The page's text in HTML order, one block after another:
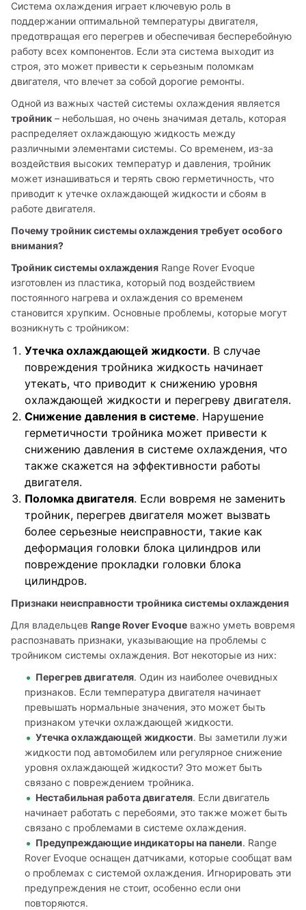
Система охлаждения играет ключевую роль в
поддержании оптимальной температуры двигателя,
предотвращая его перегрев и обеспечивая бесперебойную
работу всех компонентов. Если эта система выходит из
строя, это может привести к серьезным поломкам
двигателя, что влечет за собой дорогие ремонты.
тройник – небольшая, но очень значимая деталь, которая
распределяет охлаждающую жидкость между
различными элементами системы. Со временем, из-за
воздействия высоких температур и давления, тройник
может изнашиваться и терять свою герметичность, что
приводит к утечке охлаждающей жидкости и сбоям в
работе двигателя.
Почему тройник системы охлаждения требует особого
внимания?
Тройник системы охлаждения Range Rover Evoque
изготовлен из пластика, который под воздействием
постоянного нагрева и охлаждения со временем
становится хрупким. Основные проблемы, которые могут
возникнуть с тройником:
Утечка охлаждающей жидкости. В случае
повреждения тройника жидкость начинает
утекать, что приводит к снижению уровня
охлаждающей жидкости и перегреву двигателя.
Снижение давления в системе. Нарушение
герметичности тройника может привести к
снижению давления в системе охлаждения, что
также скажется на эффективности работы
двигателя.
Поломка двигателя. Если вовремя не заменить
тройник, перегрев двигателя может вызвать
более серьезные неисправности, такие как
деформация головки блока цилиндров или
повреждение прокладки головки блока
цилиндров.
Признаки неисправности тройника системы охлаждения
Для владельцев Range Rover Evoque важно уметь вовремя
распознавать признаки, указывающие на проблемы с
тройником системы охлаждения. Вот некоторые из них:
Перегрев двигателя. Один из наиболее очевидных
признаков. Если температура двигателя начинает
превышать нормальные значения, это может быть
признаком утечки охлаждающей жидкости.
Утечка охлаждающей жидкости. Вы заметили лужи
жидкости под автомобилем или регулярное снижение
уровня охлаждающей жидкости? Это может быть
связано с повреждением тройника.
Нестабильная работа двигателя. Если двигатель
начинает работать с перебоями, это также может быть
связано с проблемами в системе охлаждения.
Предупреждающие индикаторы на панели. Range
Rover Evoque оснащен датчиками, которые сообщат вам
о проблемах с системой охлаждения. Игнорировать эти
предупреждения не стоит, особенно если они
повторяются.